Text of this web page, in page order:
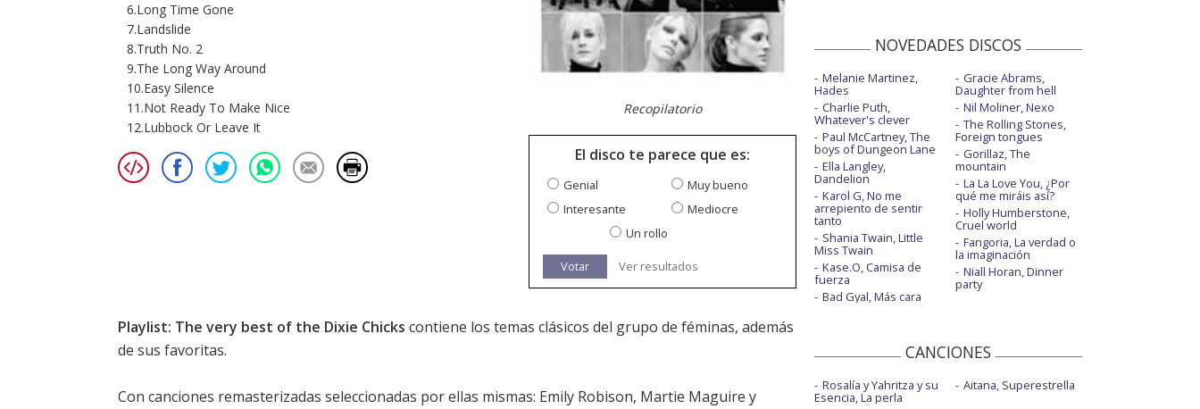
6.Long Time Gone
7.Landslide
8.Truth No. 2
9.The Long Way Around
10.Easy Silence
11.Not Ready To Make Nice
12.Lubbock Or Leave It
Recopilatorio
El disco te parece que es:
Genial
Muy bueno
Interesante
Mediocre
Un rollo
Votar Ver resultados
Playlist: The very best of the Dixie Chicks contiene los temas clásicos del grupo de féminas, además
de sus favoritas.
Con canciones remasterizadas seleccionadas por ellas mismas: Emily Robison, Martie Maguire y
NOVEDADES DISCOS
Melanie Martinez,
Hades
Charlie Puth,
Whatever's clever
Paul McCartney, The
boys of Dungeon Lane
Ella Langley,
Dandelion
Karol G, No me
arrepiento de sentir
tanto
Shania Twain, Little
Miss Twain
Kase.O, Camisa de
fuerza
Bad Gyal, Más cara
Gracie Abrams,
Daughter from hell
Nil Moliner, Nexo
The Rolling Stones,
Foreign tongues
Gorillaz, The
mountain
La La Love You, ¿Por
qué me miráis así?
Holly Humberstone,
Cruel world
Fangoria, La verdad o
la imaginación
Niall Horan, Dinner
party
CANCIONES
Rosalía y Yahritza y su
Esencia, La perla
Aitana, Superestrella